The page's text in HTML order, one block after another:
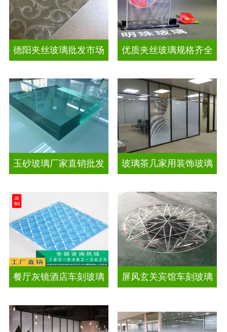
德阳夹丝玻璃批发市场 优质夹丝玻璃规格齐全
玉砂玻璃厂家直销批发 玻璃茶几家用装饰玻璃
餐厅灰镜酒店车刻玻璃 屏风玄关宾馆车刻玻璃